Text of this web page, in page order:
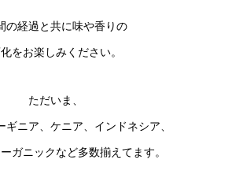
の経過と共に味や香りの
をお楽しみください。
ただいま、
ギニア、ケニア、インドネシア、
ガニックなど多数揃えてます。